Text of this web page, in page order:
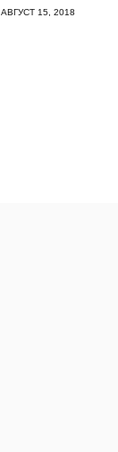
АВГУСТ 15, 2018